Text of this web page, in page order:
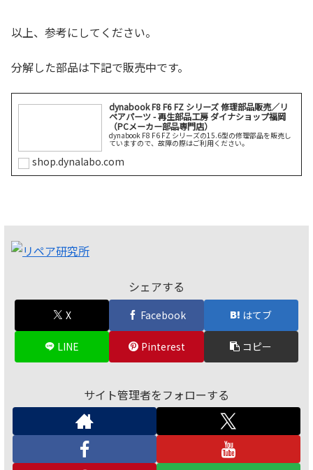
以上、参考にしてください。
分解した部品は下記で販売中です。
dynabook F8 F6 FZ シリーズ 修理部品販売／リ
ペアパーツ - 再生部品工房 ダイナショップ福岡
（PCメーカー部品専門店）
dynabook F8 F6 FZ シリーズの15.6型の修理部品を販売し
ていますので、故障の際はご利用ください。
shop.dynalabo.com
シェアする
X Facebook はてブ
LINE Pinterest コピー
サイト管理者をフォローする